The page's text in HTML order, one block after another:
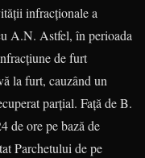
infracționale a
A.N. Astfel, în perioada
de furt
la furt, cauzând un
parțial. Față de B.
de ore pe bază de
Parchetului de pe